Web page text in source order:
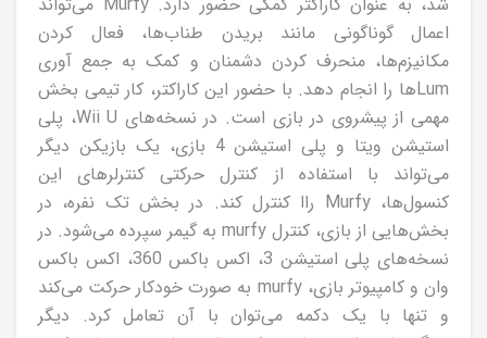
اعمال گوناگونی مانند بریدن طناب‌ها، فعال کردن
مکانیزم‌ها، منحرف کردن دشمنان و کمک به جمع آوری
Lumها را انجام دهد. با حضور این کاراکتر، کار تیمی بخش
مهمی از پیشروی در بازی است. در نسخه‌های Wii U، پلی
استیشن ویتا و پلی استیشن 4 بازی، یک بازیکن دیگر
می‌تواند با استفاده از کنترل حرکتی کنترلرهای این
کنسول‌ها، Murfy راا کنترل کند. در بخش تک نفره، در
بخش‌هایی از بازی، کنترل murfy به گیمر سپرده می‌شود. در
نسخه‌های پلی استیشن 3، اکس باکس 360، اکس باکس
وان و کامپیوتر بازی، murfy به صورت خودکار حرکت می‌کند
و تنها با یک دکمه می‌توان با آن تعامل کرد. دیگر